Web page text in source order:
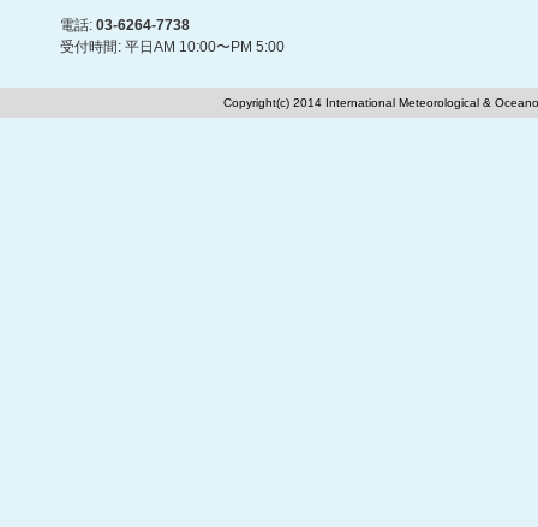
電話: 03-6264-7738
受付時間: 平日AM 10:00〜PM 5:00
Copyright(c) 2014 International Meteorological &